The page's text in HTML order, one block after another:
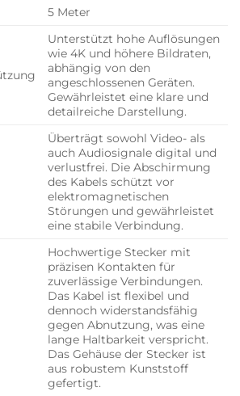
5 Meter
Unterstützt hohe Auflösungen
wie 4K und höhere Bildraten,
abhängig von den
angeschlossenen Geräten.
Gewährleistet eine klare und
detailreiche Darstellung.
Überträgt sowohl Video- als
auch Audiosignale digital und
verlustfrei. Die Abschirmung
des Kabels schützt vor
elektromagnetischen
Störungen und gewährleistet
eine stabile Verbindung.
Hochwertige Stecker mit
präzisen Kontakten für
zuverlässige Verbindungen.
Das Kabel ist flexibel und
dennoch widerstandsfähig
gegen Abnutzung, was eine
lange Haltbarkeit verspricht.
Das Gehäuse der Stecker ist
aus robustem Kunststoff
gefertigt.